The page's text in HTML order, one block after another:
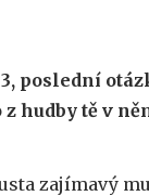
poslední
z hudby tě v
zajímavý